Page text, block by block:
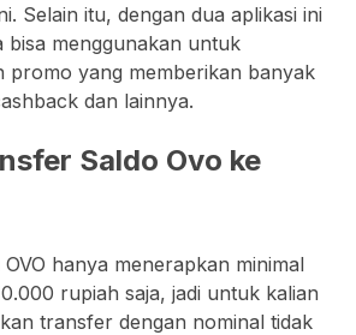
Selain itu, dengan dua aplikasi ini
bisa menggunakan untuk
promo yang memberikan banyak
dan lainnya.
Saldo Ovo ke
hanya menerapkan minimal
rupiah saja, jadi untuk kalian
transfer dengan nominal tidak